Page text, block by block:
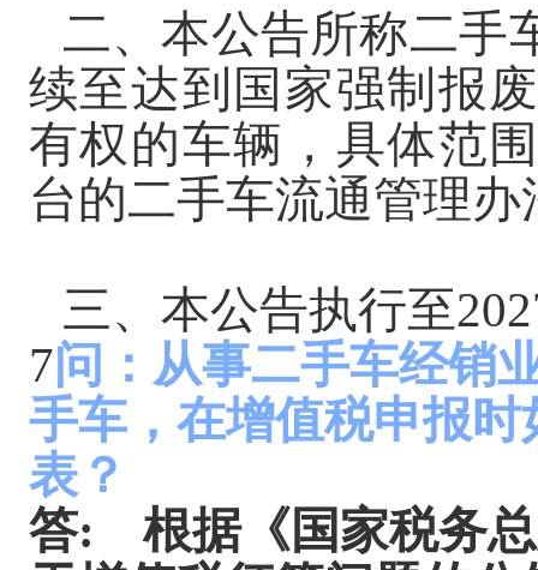
二、本公告所称二手
续至达到国家强制报
有权的车辆，具体范
台的二手车流通管理办
三、本公告执行至
7问：从事二手车经销
手车，在增值税申报
表？
答:
根据《国家税务